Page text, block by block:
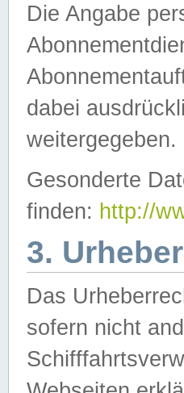
Die Angabe
dabei
weitergegeben.
Gesonderte
finden: http://
3.
Das
sofern nicht